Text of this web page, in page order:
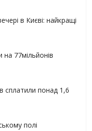
в Києві: найкращі
77мільйонів
сплатили понад 1,6
полі